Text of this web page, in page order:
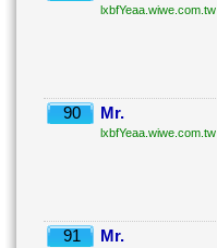
lxbfYeaa.wiwe.com.tw
90 Mr.
lxbfYeaa.wiwe.com.tw
91 Mr.